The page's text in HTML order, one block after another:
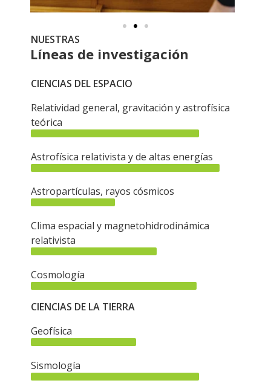
NUESTRAS
Líneas de investigación
CIENCIAS DEL ESPACIO
Relatividad general, gravitación y astrofísica
teórica
Astrofísica relativista y de altas energías
Astropartículas, rayos cósmicos
Clima espacial y magnetohidrodinámica
relativista
Cosmología
CIENCIAS DE LA TIERRA
Geofísica
Sismología